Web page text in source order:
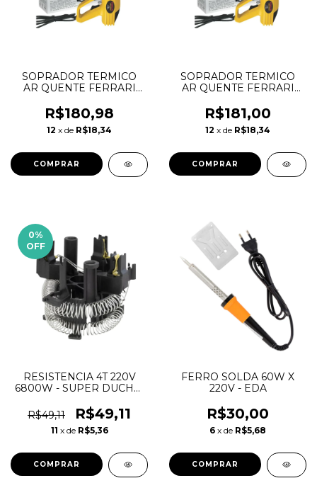
SOPRADOR TERMICO
AR QUENTE FERRARI
R$180,98
12 x de R$18,34
SOPRADOR TERMICO
AR QUENTE FERRARI
R$181,00
12 x de R$18,34
0%
OFF
RESISTENCIA 4T 220V
6800W - SUPER DUCHA/
NOSSO/EVIDENCE/ELEGANCE/
- FAME
R$49,11 R$49,11
11 x de R$5,36
FERRO SOLDA 60W X
220V - EDA
R$30,00
6 x de R$5,68